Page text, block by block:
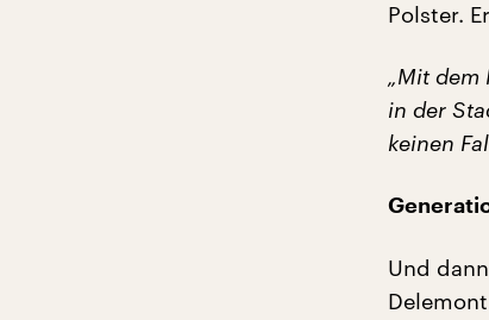
Polster.
„Mit
in der
keinen
Und